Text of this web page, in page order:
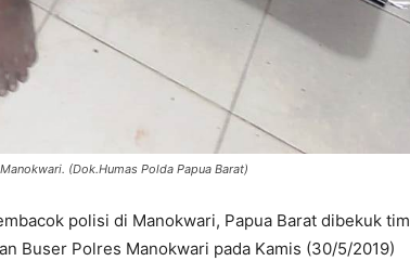
(Dok.Humas Polda Papua Barat)
polisi di Manokwari, Papua Barat dibekuk tim
Buser Polres Manokwari pada Kamis (30/5/2019)